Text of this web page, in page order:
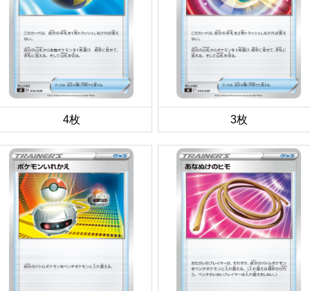
4枚 3枚